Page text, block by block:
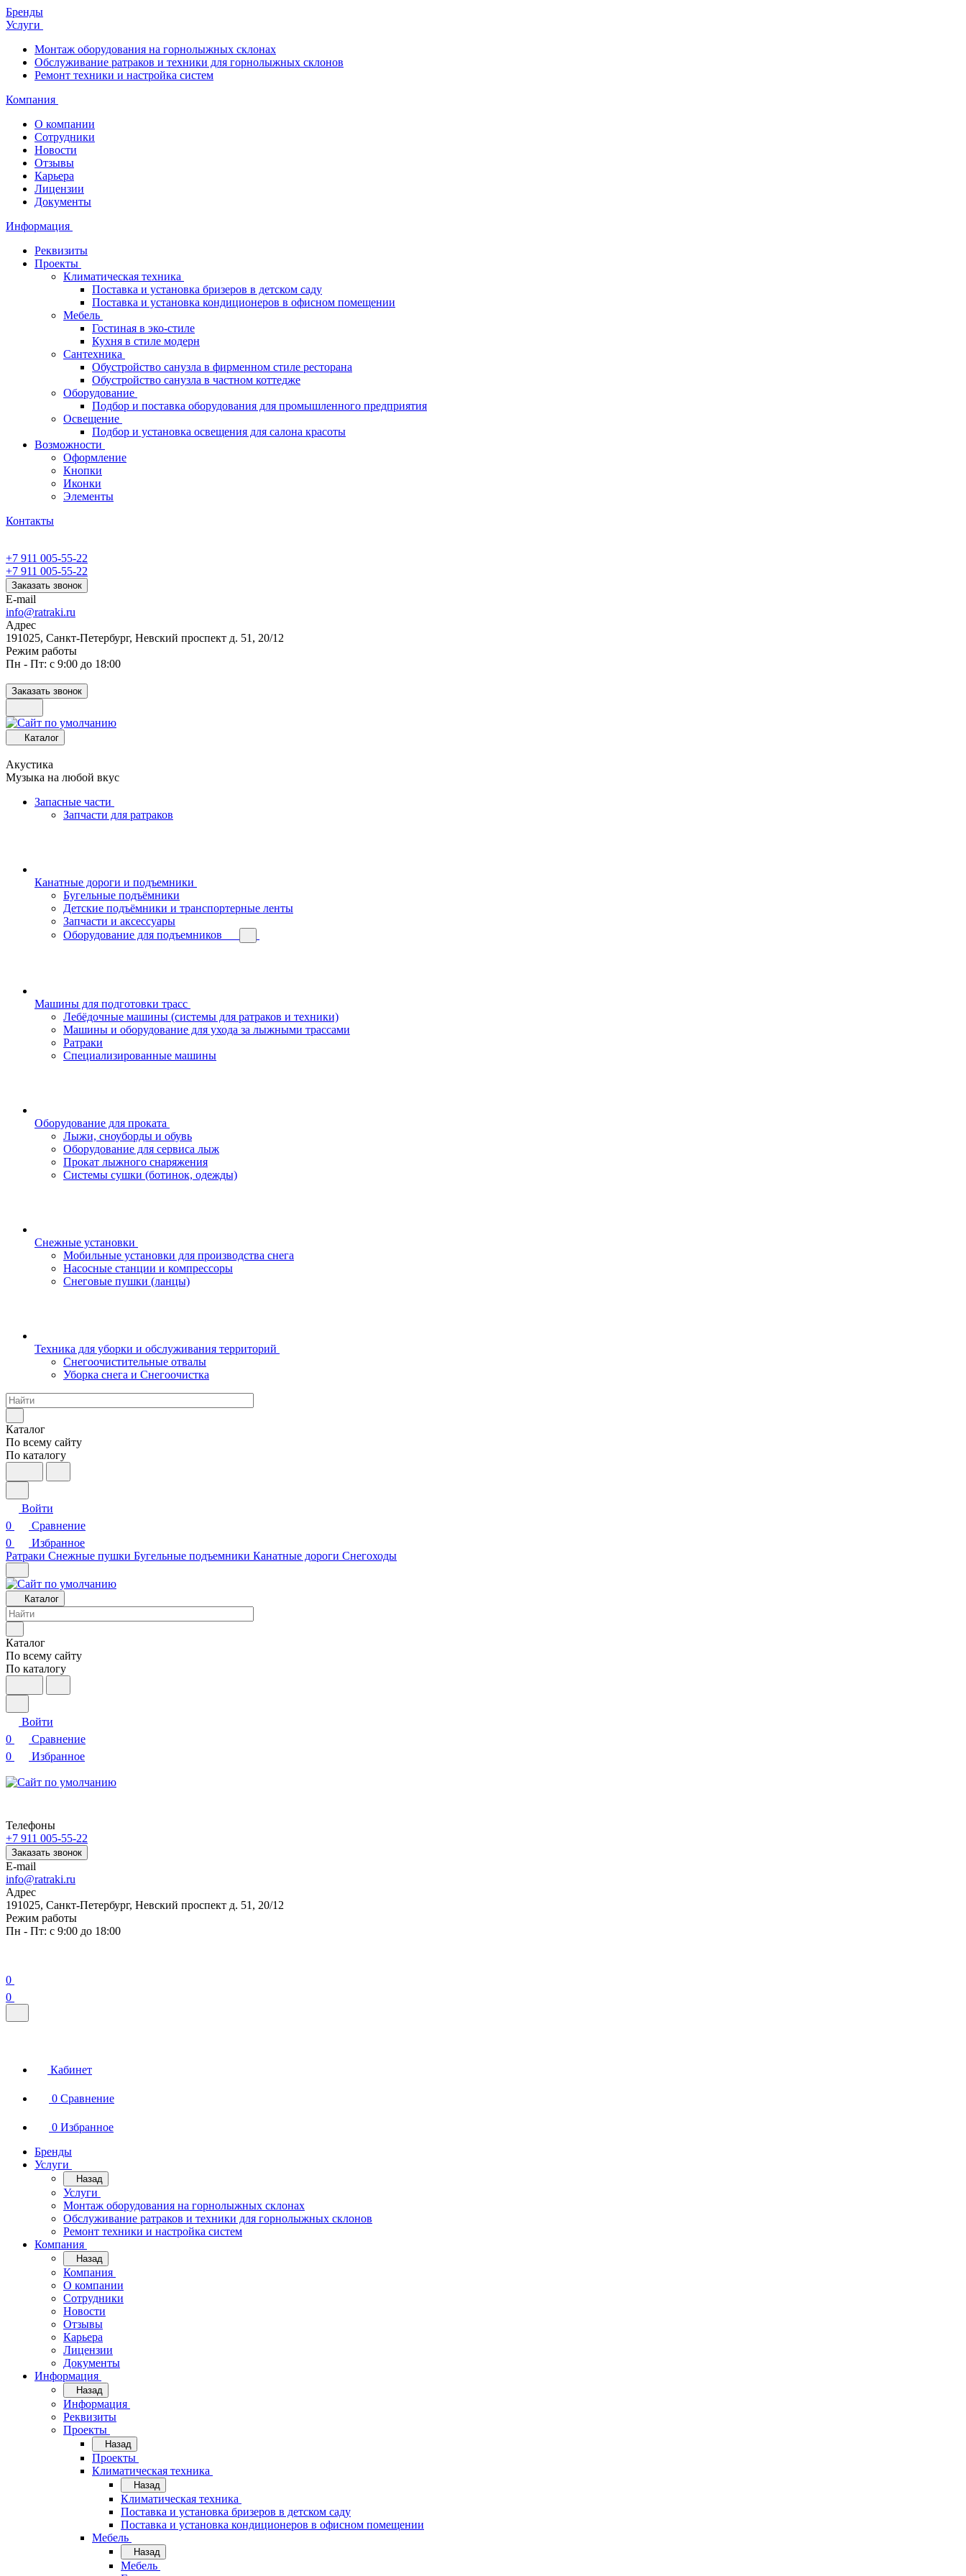
Бренды
Услуги
Монтаж оборудования на горнолыжных склонах
Обслуживание ратраков и техники для горнолыжных склонов
Ремонт техники и настройка систем
Компания
О компании
Сотрудники
Новости
Отзывы
Карьера
Лицензии
Документы
Информация
Реквизиты
Проекты
Климатическая техника
Поставка и установка бризеров в детском саду
Поставка и установка кондиционеров в офисном помещении
Мебель
Гостиная в эко-стиле
Кухня в стиле модерн
Сантехника
Обустройство санузла в фирменном стиле ресторана
Обустройство санузла в частном коттедже
Оборудование
Подбор и поставка оборудования для промышленного предприятия
Освещение
Подбор и установка освещения для салона красоты
Возможности
Оформление
Кнопки
Иконки
Элементы
Контакты
+7 911 005-55-22
+7 911 005-55-22
Заказать звонок
E-mail
info@ratraki.ru
Адрес
191025, Санкт-Петербург, Невский проспект д. 51, 20/12
Режим работы
Пн - Пт: с 9:00 до 18:00
Заказать звонок
Каталог
Акустика
Музыка на любой вкус
Запасные части
Запчасти для ратраков
Канатные дороги и подъемники
Бугельные подъёмники
Детские подъёмники и транспортерные ленты
Запчасти и аксессуары
Оборудование для подъемников
Машины для подготовки трасс
Лебёдочные машины (системы для ратраков и техники)
Машины и оборудование для ухода за лыжными трассами
Ратраки
Специализированные машины
Оборудование для проката
Лыжи, сноуборды и обувь
Оборудование для сервисa лыж
Прокат лыжного снаряжения
Системы сушки (ботинок, одежды)
Снежные установки
Мобильные установки для производства снега
Насосные станции и компрессоры
Снеговые пушки (ланцы)
Техника для уборки и обслуживания территорий
Снегоочистительные отвалы
Уборка снега и Снегоочистка
Каталог
По всему сайту
По каталогу
Войти
0
Сравнение
0
Избранное
Ратраки Снежные пушки Бугельные подъемники Канатные дороги Снегоходы
Каталог
Каталог
По всему сайту
По каталогу
Войти
0
Сравнение
0
Избранное
Телефоны
+7 911 005-55-22
Заказать звонок
E-mail
info@ratraki.ru
Адрес
191025, Санкт-Петербург, Невский проспект д. 51, 20/12
Режим работы
Пн - Пт: с 9:00 до 18:00
0
0
Кабинет
0 Сравнение
0 Избранное
Бренды
Услуги
Назад
Услуги
Монтаж оборудования на горнолыжных склонах
Обслуживание ратраков и техники для горнолыжных склонов
Ремонт техники и настройка систем
Компания
Назад
Компания
О компании
Сотрудники
Новости
Отзывы
Карьера
Лицензии
Документы
Информация
Назад
Информация
Реквизиты
Проекты
Назад
Проекты
Климатическая техника
Назад
Климатическая техника
Поставка и установка бризеров в детском саду
Поставка и установка кондиционеров в офисном помещении
Мебель
Назад
Мебель